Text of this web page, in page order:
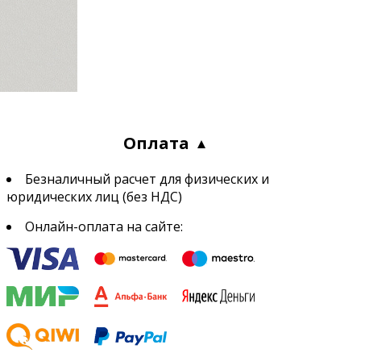
Оплата
Безналичный расчет для физических и
юридических лиц (без НДС)
Онлайн-оплата на сайте: